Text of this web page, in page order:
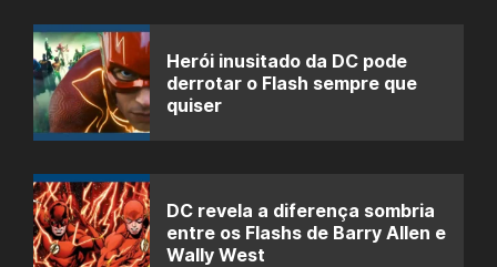
Herói inusitado da DC pode
derrotar o Flash sempre que
quiser
DC revela a diferença sombria
entre os Flashs de Barry Allen e
Wally West